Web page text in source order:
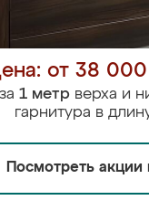
от 38
за 1 метрверха и
гарнитура в
Посмотреть